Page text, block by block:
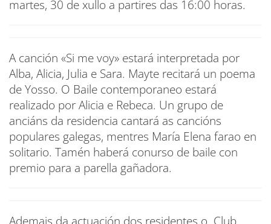
martes, 30 de xullo a partires das 16:00 horas.
A canción «Si me voy» estará interpretada por
Alba, Alicia, Julia e Sara. Mayte recitará un poema
de Yosso. O Baile contemporaneo estará
realizado por Alicia e Rebeca. Un grupo de
anciáns da residencia cantará as cancións
populares galegas, mentres María Elena farao en
solitario. Tamén haberá conurso de baile con
premio para a parella gañadora.
Ademais da actuación dos residentes o Club